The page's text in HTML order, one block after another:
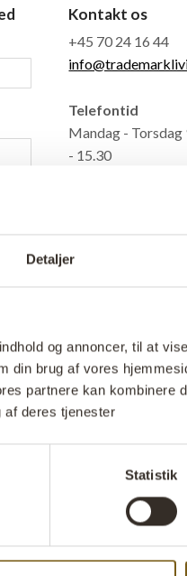
Detaljer
og annoncer, til at
din brug af vores
partnere kan kombinere
af deres tjenester
Statistik
Kontakt os
+45 70 24 16 44
Telefontid
Mandag - Torsdag
- 15.30
Kronjylland
Konto nr. 6191
BIC/SWIFT:
KRONDK22
CVR: 29516316